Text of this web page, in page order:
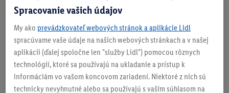
P
o
h
o
dl
Spracovanie vašich údajov
My ako prevádzkovateľ webových stránok a aplikácie Lidl
spracúvame vaše údaje na našich webových stránkach a v našej
aplikácii (ďalej spoločne len "služby Lidl") pomocou rôznych
technológií, ktoré sa používajú na ukladanie a prístup k
informáciám vo vašom koncovom zariadení. Niektoré z nich sú
technicky nevyhnutné alebo sa používajú s vaším súhlasom na